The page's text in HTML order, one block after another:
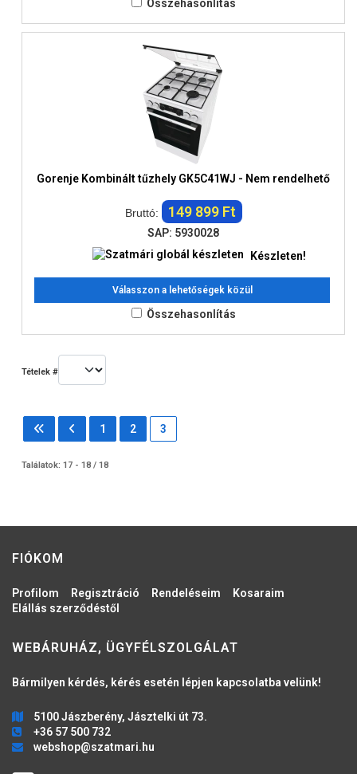
Összehasonlítás
Gorenje Kombinált tűzhely GK5C41WJ - Nem rendelhető
Bruttó: 149 899 Ft
SAP: 5930028
Készleten!
Válasszon a lehetőségek közül
Összehasonlítás
Tételek #
1 2 3
Találatok: 17 - 18 / 18
FIÓKOM
Profilom Regisztráció Rendeléseim
Kosaraim
Elállás szerződéstől
WEBÁRUHÁZ, ÜGYFÉLSZOLGÁLAT
Bármilyen kérdés, kérés esetén lépjen kapcsolatba velünk!
5100 Jászberény, Jásztelki út 73.
+36 57 500 732
webshop@szatmari.hu